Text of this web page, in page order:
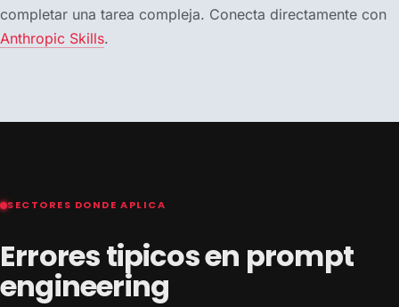
completar una tarea compleja. Conecta directamente con
Anthropic Skills.
SECTORES DONDE APLICA
Errores tipicos en prompt
engineering